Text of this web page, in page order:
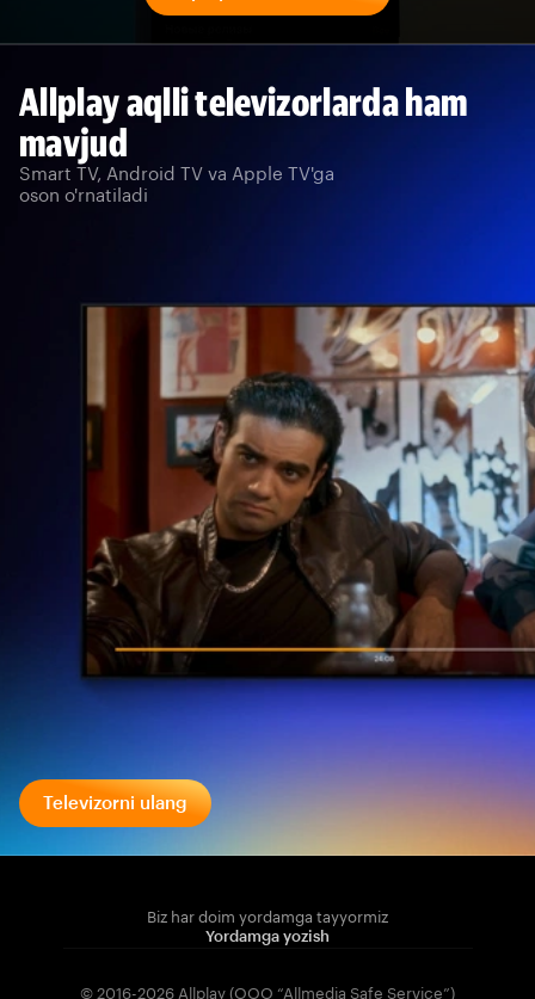
Allplay aqlli televizorlarda ham
mavjud
Smart TV, Android TV va Apple TV'ga
oson o'rnatiladi
Televizorni ulang
Biz har doim yordamga tayyormiz
Yordamga yozish
© 2016-2026 Allplay (OOO “Allmedia Safe Service”)